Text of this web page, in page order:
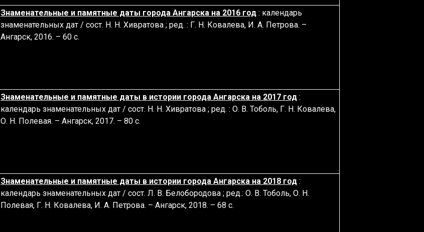
Знаменательные и памятные даты города Ангарска на 2016 год : календарь
знаменательных дат / сост. Н. Н. Хивратова ; ред. : Г. Н. Ковалева, И. А. Петрова. –
Ангарск, 2016. – 60 с.
Знаменательные и памятные даты в истории города Ангарска на 2017 год :
календарь знаменательных дат / сост. Н. Н. Хивратова ; ред. : О. В. Тоболь, Г. Н. Ковалева,
О. Н. Полевая. – Ангарск, 2017. – 80 с.
Знаменательные и памятные даты в истории города Ангарска на 2018 год :
календарь знаменательных дат / сост. Л. В. Белобородова ; ред.: О. В. Тоболь, О. Н.
Полевая, Г. Н. Ковалева, И. А. Петрова. – Ангарск, 2018. – 68 с.